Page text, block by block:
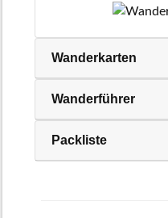
Wanderkarten
Wanderführer
Packliste